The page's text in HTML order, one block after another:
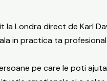
Londra direct de Karl
in practica ta
pe care le poti ajuta